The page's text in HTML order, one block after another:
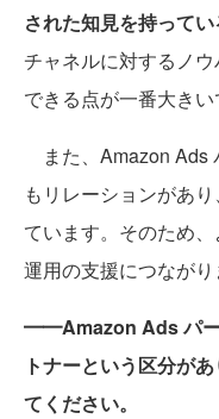
された知見を持ってい
チャネルに対するノ
できる点が一番大きい
また、Amazon Ads
もリレーションがあ
ています。そのため
運用の支援につながり
━━Amazon Ads パー
トナーという区分が
てください。